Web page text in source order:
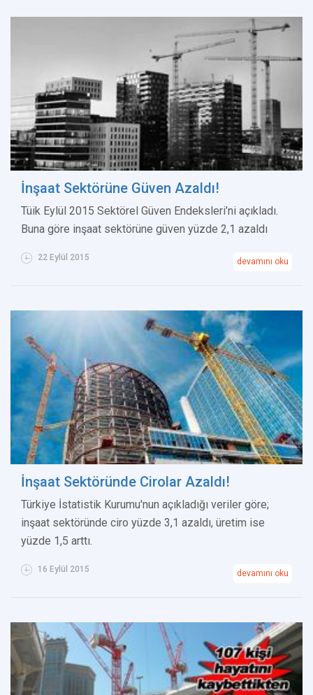
İnşaat Sektörüne Güven Azaldı!
Tüik Eylül 2015 Sektörel Güven Endeksleri’ni açıkladı.
Buna göre inşaat sektörüne güven yüzde 2,1 azaldı
22 Eylül 2015 devamını oku
İnşaat Sektöründe Cirolar Azaldı!
Türkiye İstatistik Kurumu'nun açıkladığı veriler göre;
inşaat sektöründe ciro yüzde 3,1 azaldı, üretim ise
yüzde 1,5 arttı.
16 Eylül 2015 devamını oku